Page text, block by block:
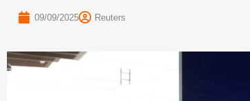
09/09/2025 Reuters